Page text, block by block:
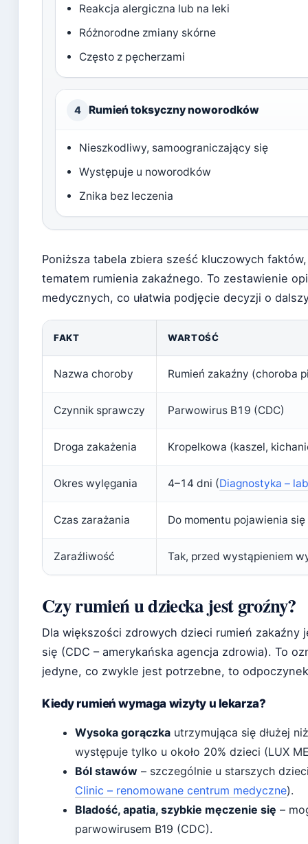
Reakcja alergiczna lub na leki
Różnorodne zmiany skórne
Często z pęcherzami
4 Rumień toksyczny noworodków
Nieszkodliwy, samoograniczający się
Występuje u noworodków
Znika bez leczenia
Poniższa tabela zbiera sześć kluczowych
tematem rumienia zakaźnego. To zestawienie
medycznych, co ułatwia podjęcie decyzji o
FAKT WARTOŚĆ
Nazwa choroby Rumień zakaźny (choroba
Czynnik sprawczy Parwowirus B19 (CDC)
Droga zakażenia Kropelkowa (kaszel,
Okres wylęgania 4–14 dni (Diagnostyka –
Czas zarażania Do momentu pojawienia
Zaraźliwość Tak, przed wystąpieniem
Czy rumień u dziecka jest groźny?
Dla większości zdrowych dzieci rumień zakaźny
się (CDC – amerykańska agencja zdrowia). To
jedyne, co zwykle jest potrzebne, to odpoczynek
Kiedy rumień wymaga wizyty u lekarza?
Wysoka gorączka utrzymująca się dłużej
występuje tylko u około 20% dzieci (LUX
Ból stawów – szczególnie u starszych
Clinic – renomowane centrum medyczne).
Bladość, apatia, szybkie męczenie się –
parwowirusem B19 (CDC).